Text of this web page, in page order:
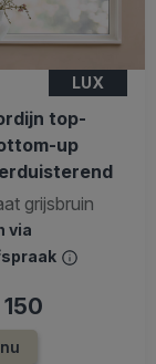
LUX
top-
up
grijsbruin
via